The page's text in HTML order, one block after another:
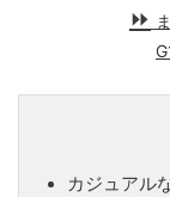
カジュアル